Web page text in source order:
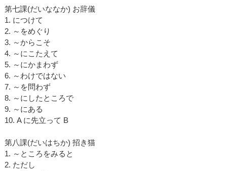
第七課(だいななか) お辞儀
1. につけて
2. ～をめぐり
3. ～からこそ
4. ～にこたえて
5. ～にかまわず
6. ～わけではない
7. ～を問わず
8. ～にしたところで
9. ～にある
10. A に先立って B
第八課(だいはちか) 招き猫
1. ～ところをみると
2. ただし